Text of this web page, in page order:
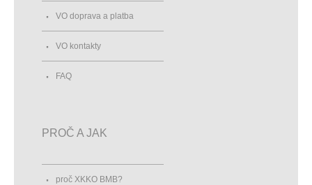
VO doprava a platba
VO kontakty
FAQ
PROČ A JAK
proč XKKO BMB?